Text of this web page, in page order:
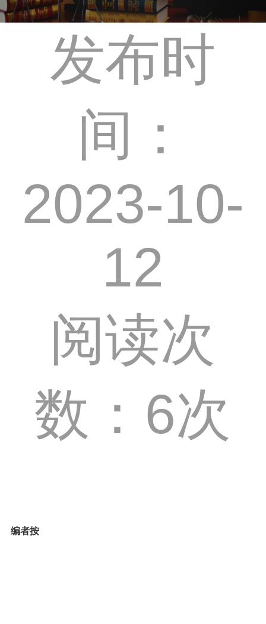
发布时
间：
2023-10-
12
阅读次
数：6次
编者按